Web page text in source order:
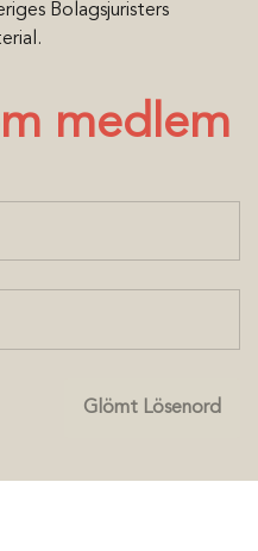
Bolagsjuristers
medlem